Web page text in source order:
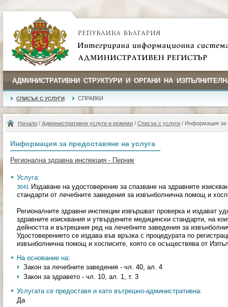
АДМИНИСТРАТИВНИ СТРУКТУРИ И ОРГАНИ НА
СПИСЪК С УСЛУГИ СПРАВКИ
Начало / Административни услуги и режими / Списък с услуги / Информация за
Информация за предоставяне на услуга
Регионална здравна инспекция - Перник
Услуга:
3041 Издаване на удостоверение за спазване на здравните
стандарти от лечебните заведения за извънболнична помощ и
Регионалните здравни инспекции извършват проверка и издават
здравните изисквания и утвърдените медицински стандарти, на
дейността и вътрешния ред на лечебните заведения за
Удостоверението се издава във връзка с процедурата по
извънболнична помощ и хосписите, която се осъществява от
На основание на:
Закон за лечебните заведения - чл. 40, ал. 4
Закон за здравето - чл. 10, ал. 1, т. 3
Услугата се предоставя и като вътрешно-административна:
Да